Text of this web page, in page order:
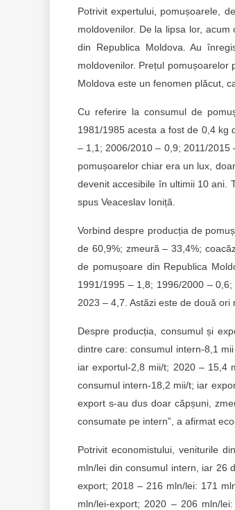
Potrivit expertului, pomușoarele,
moldovenilor. De la lipsa lor,
din Republica Moldova. Au
moldovenilor. Prețul pomușoarelor
Moldova este un fenomen plăcut,
Cu referire la consumul de
1981/1985 acesta a fost de 0,4 kg
– 1,1; 2006/2010 – 0,9; 2011/
pomușoarelor chiar era un lux,
devenit accesibile în ultimii 10 ani.
spus Veaceslav Ioniță.
Vorbind despre producția de
de 60,9%; zmeură – 33,4%;
de pomușoare din Republica
1991/1995 – 1,8; 1996/2000 –
2023 – 4,7. Astăzi este de două ori
Despre producția, consumul și
dintre care: consumul intern-8,1
iar exportul-2,8 mii/t; 2020 – 15,4
consumul intern-18,2 mii/t; iar
export s-au dus doar căpșuni,
consumate pe intern”, a afirmat
Potrivit economistului, veniturile
mln/lei din consumul intern, iar 26
export; 2018 – 216 mln/lei: 171
mln/lei-export; 2020 – 206 mln/